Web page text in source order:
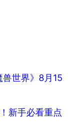
世界》8月15
新手必看重点